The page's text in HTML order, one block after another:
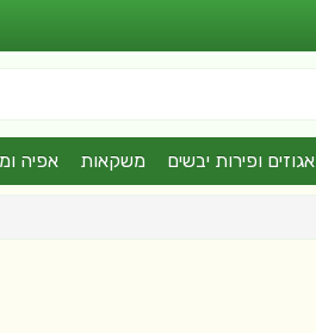
אגוזים ופירות יבשים משקאות אפיה